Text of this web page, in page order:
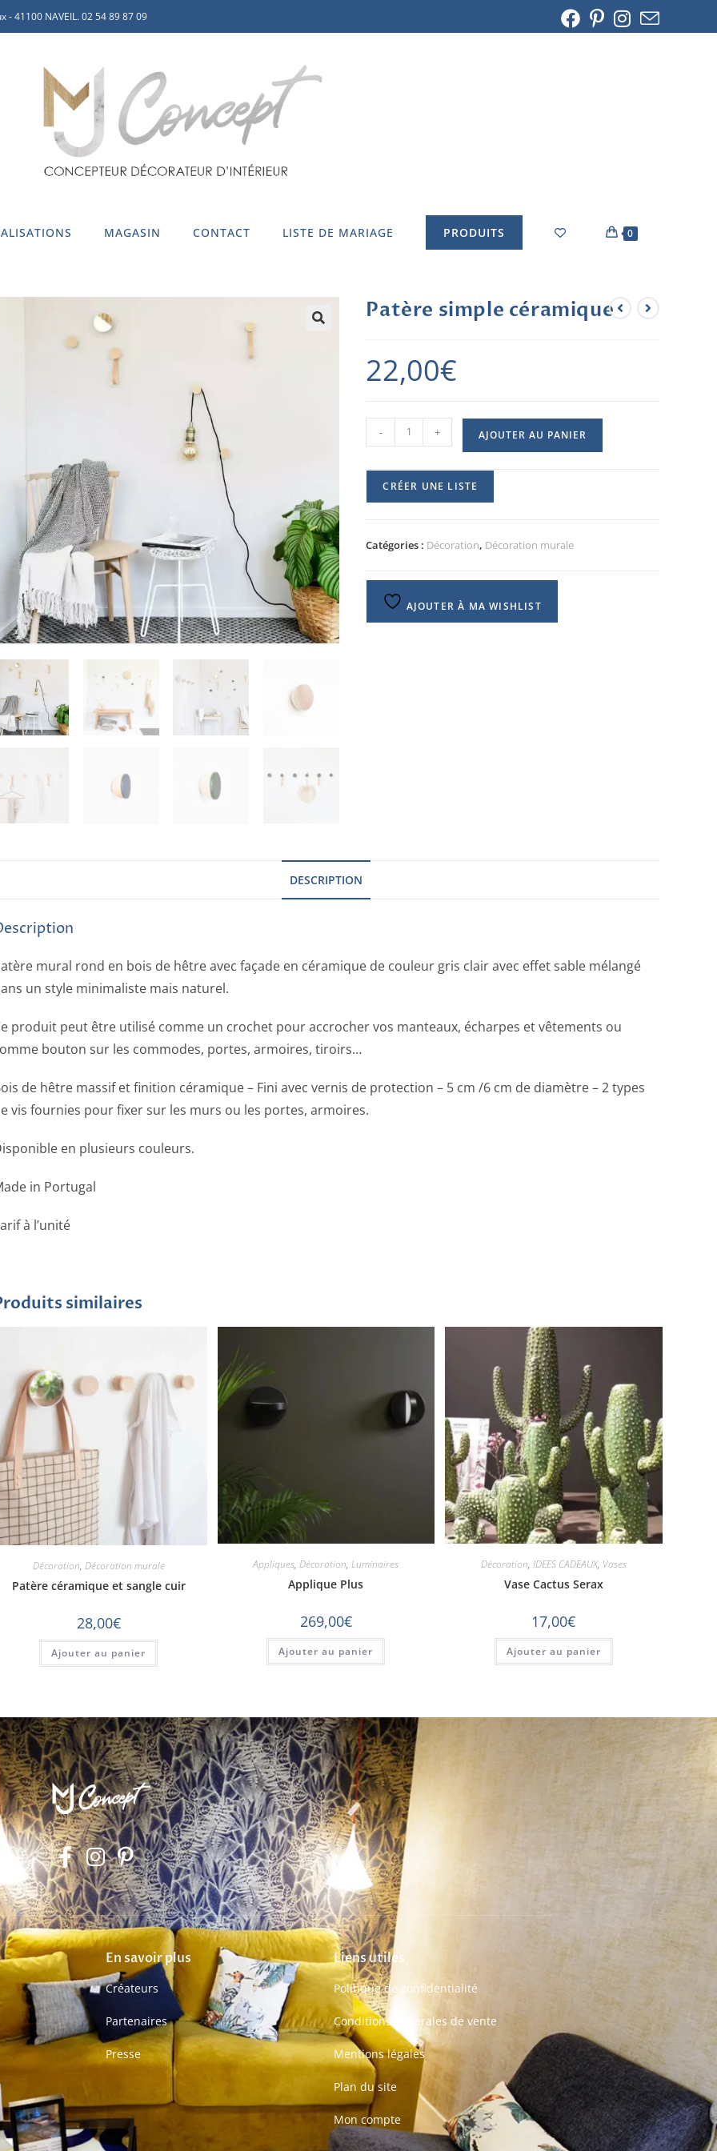
41100 NAVEIL. 02 54 89 87 09
MAGASIN CONTACT LISTE DE MARIAGE PRODUITS 0
Patère simple céramique
22,00€
- + AJOUTER AU PANIER
CRÉER UNE LISTE
Catégories : Décoration, Décoration murale
AJOUTER À MA WISHLIST
DESCRIPTION
mural rond en bois de hêtre avec façade en céramique de couleur gris clair avec effet sable mélangé
un style minimaliste mais naturel.
produit peut être utilisé comme un crochet pour accrocher vos manteaux, écharpes et vêtements ou
bouton sur les commodes, portes, armoires, tiroirs…
de hêtre massif et finition céramique – Fini avec vernis de protection – 5 cm /6 cm de diamètre – 2 types
vis fournies pour fixer sur les murs ou les portes, armoires.
en plusieurs couleurs.
in Portugal
à l’unité
similaires
Décoration, Décoration murale
Patère céramique et sangle cuir
28,00€
Ajouter au panier
Appliques,Décoration,Luminaires
Applique Plus
269,00€
Ajouter au panier
Décoration, IDEES CADEAUX, Vases
Vase Cactus Serax
17,00€
Ajouter au panier
En savoir plus
Créateurs
Partenaires
Presse
Liens utiles
Politique de confidentialité
Conditions générales de vente
Mentions légales
Plan du site
Mon compte